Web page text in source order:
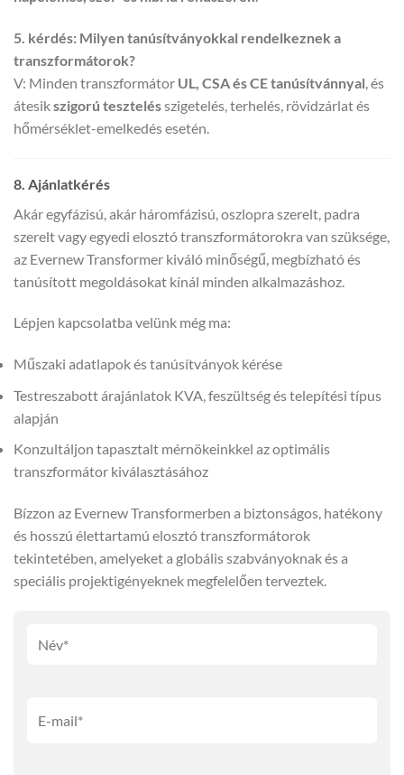
5. kérdés: Milyen tanúsítványokkal rendelkeznek a
transzformátorok?
V: Minden transzformátor UL, CSA és CE tanúsítvánnyal, és
átesikszigorú tesztelésszigetelés, terhelés, rövidzárlat és
hőmérséklet-emelkedés esetén.
8. Ajánlatkérés
Akár egyfázisú, akár háromfázisú, oszlopra szerelt, padra
szerelt vagy egyedi elosztó transzformátorokra van szüksége,
az Evernew Transformer kiváló minőségű, megbízható és
tanúsított megoldásokat kínál minden alkalmazáshoz.
Lépjen kapcsolatba velünk még ma:
Műszaki adatlapok és tanúsítványok kérése
Testreszabott árajánlatok KVA, feszültség és telepítési típus
alapján
Konzultáljon tapasztalt mérnökeinkkel az optimális
transzformátor kiválasztásához
Bízzon az Evernew Transformerben a biztonságos, hatékony
és hosszú élettartamú elosztó transzformátorok
tekintetében, amelyeket a globális szabványoknak és a
speciális projektigényeknek megfelelően terveztek.